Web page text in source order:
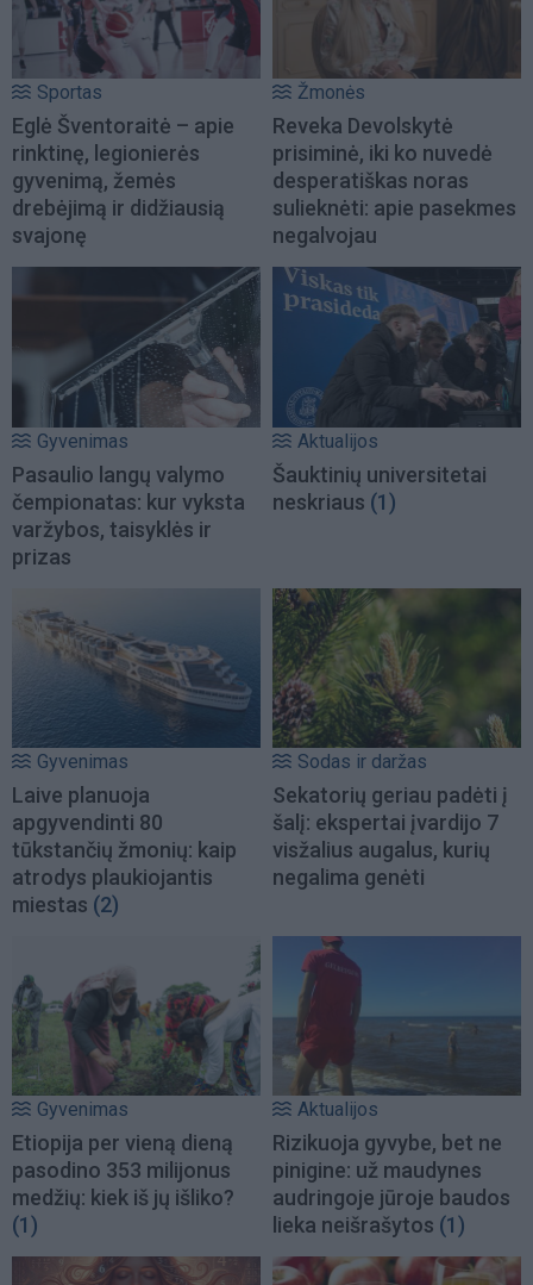
Sportas
Eglė Šventoraitė – apie
rinktinę, legionierės
gyvenimą, žemės
drebėjimą ir didžiausią
svajonę
Žmonės
Reveka Devolskytė
prisiminė, iki ko nuvedė
desperatiškas noras
sulieknėti: apie pasekmes
negalvojau
Gyvenimas
Pasaulio langų valymo
čempionatas: kur vyksta
varžybos, taisyklės ir
prizas
Aktualijos
Šauktinių universitetai
neskriaus (1)
Gyvenimas
Laive planuoja
apgyvendinti 80
tūkstančių žmonių: kaip
atrodys plaukiojantis
miestas (2)
Sodas ir daržas
Sekatorių geriau padėti į
šalį: ekspertai įvardijo 7
visžalius augalus, kurių
negalima genėti
Gyvenimas
Etiopija per vieną dieną
pasodino 353 milijonus
medžių: kiek iš jų išliko?
(1)
Aktualijos
Rizikuoja gyvybe, bet ne
pinigine: už maudynes
audringoje jūroje baudos
lieka neišrašytos (1)